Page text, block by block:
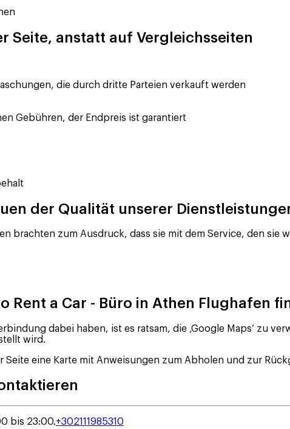
Seite, anstatt auf Vergleichsseiten
die durch dritte Parteien verkauft werden
Gebühren, der Endpreis ist garantiert
der Qualität unserer
brachten zum Ausdruck, dass sie mit dem Service, den sie
Rent a Car - Büro in Athen Flughafen
dabei haben, ist es ratsam, die ‚Google Maps‘ zu
wird.
Seite eine Karte mit Anweisungen zum Abholen und zur
bis 23:00.+302111985310